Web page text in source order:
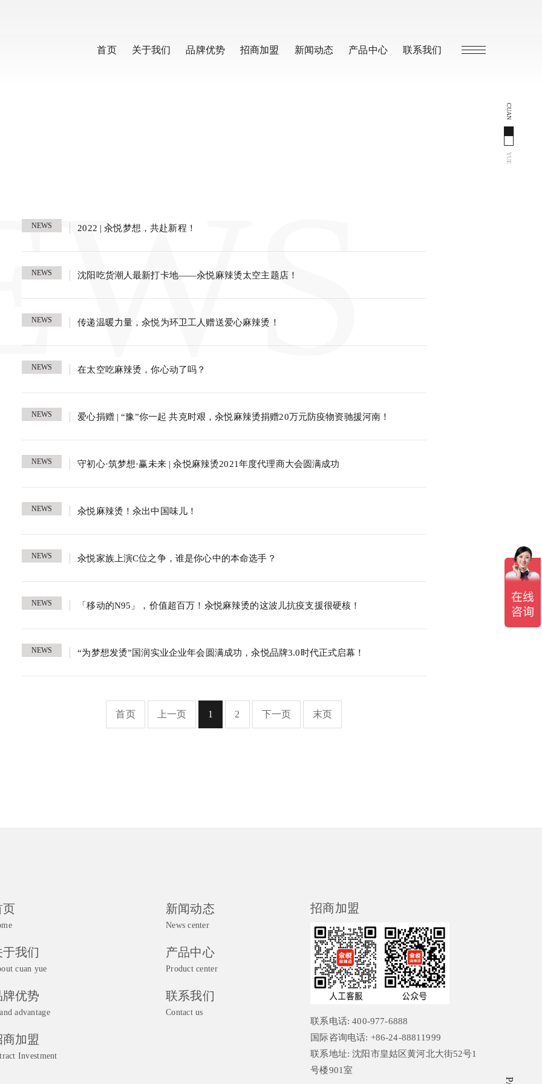
首页 关于我们 品牌优势 招商加盟 新闻动态 产品中心 联系我们
CUAN
YUE
NEWS 2022 | 汆悦梦想，共赴新程！
NEWS 沈阳吃货潮人最新打卡地——汆悦麻辣烫太空主题店！
NEWS 传递温暖力量，汆悦为环卫工人赠送爱心麻辣烫！
NEWS 在太空吃麻辣烫，你心动了吗？
NEWS 爱心捐赠 | “豫”你一起 共克时艰，汆悦麻辣烫捐赠20万元防疫物资驰援河南！
NEWS 守初心·筑梦想·赢未来 | 汆悦麻辣烫2021年度代理商大会圆满成功
NEWS 汆悦麻辣烫！汆出中国味儿！
NEWS 汆悦家族上演C位之争，谁是你心中的本命选手？
NEWS 「移动的N95」，价值超百万！汆悦麻辣烫的这波儿抗疫支援很硬核！
NEWS “为梦想发烫”国润实业企业年会圆满成功，汆悦品牌3.0时代正式启幕！
首页 上一页 1 2 下一页 末页
页
于我们
cuan yue
牌优势
advantage
商加盟
Investment
新闻动态
News center
产品中心
Product center
联系我们
Contact us
招商加盟
联系电话: 400-977-6888
国际咨询电话: +86-24-88811999
联系地址: 沈阳市皇姑区黄河北大街52号1
号楼901室